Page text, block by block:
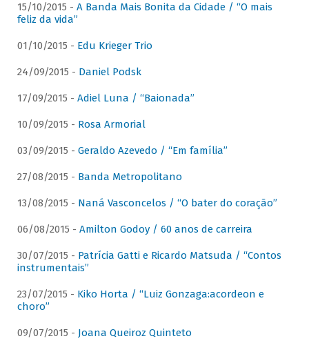
15/10/2015 - A Banda Mais Bonita da Cidade / “O mais
feliz da vida”
01/10/2015 - Edu Krieger Trio
24/09/2015 - Daniel Podsk
17/09/2015 - Adiel Luna / “Baionada”
10/09/2015 - Rosa Armorial
03/09/2015 - Geraldo Azevedo / “Em família”
27/08/2015 - Banda Metropolitano
13/08/2015 - Naná Vasconcelos / “O bater do coração”
06/08/2015 - Amilton Godoy / 60 anos de carreira
30/07/2015 - Patrícia Gatti e Ricardo Matsuda / “Contos
instrumentais”
23/07/2015 - Kiko Horta / “Luiz Gonzaga:acordeon e
choro”
09/07/2015 - Joana Queiroz Quinteto